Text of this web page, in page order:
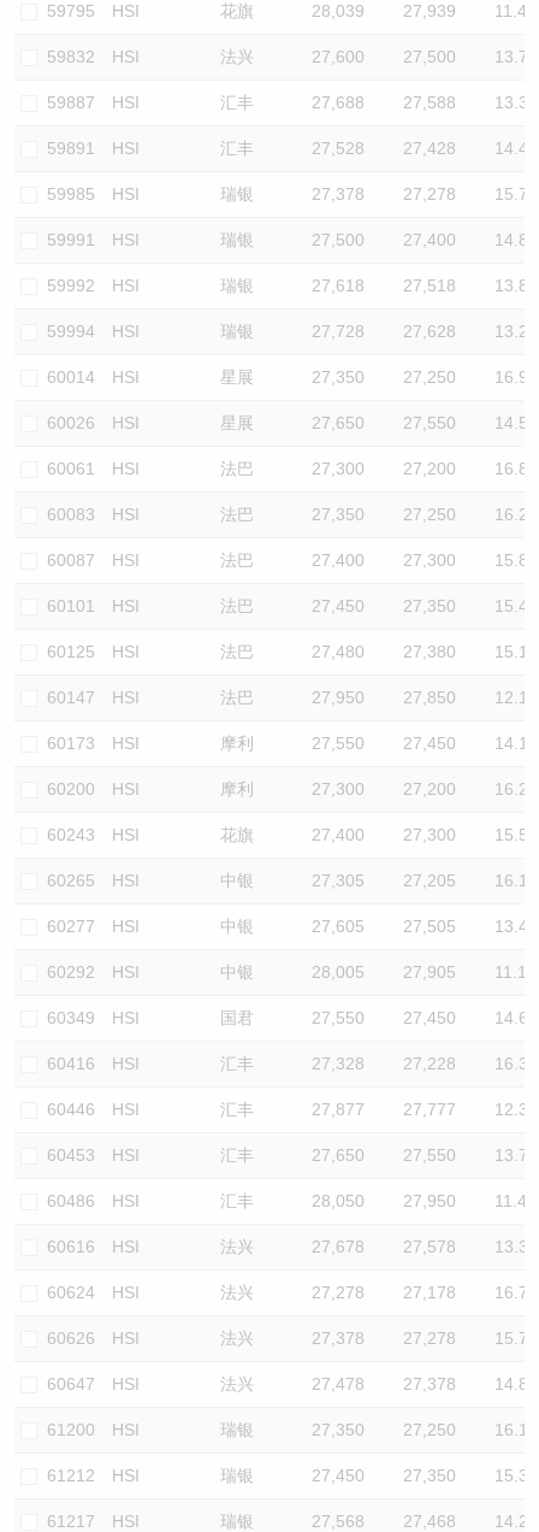
59795 HSI 花旗 28,039 27,939 11.4
59832 HSI 法兴 27,600 27,500 13.7
59887 HSI 汇丰 27,688 27,588 13.3
59891 HSI 汇丰 27,528 27,428 14.4
59985 HSI 瑞银 27,378 27,278 15.7
59991 HSI 瑞银 27,500 27,400 14.8
59992 HSI 瑞银 27,618 27,518 13.8
59994 HSI 瑞银 27,728 27,628 13.2
60014 HSI 星展 27,350 27,250 16.9
60026 HSI 星展 27,650 27,550 14.5
60061 HSI 法巴 27,300 27,200 16.8
60083 HSI 法巴 27,350 27,250 16.2
60087 HSI 法巴 27,400 27,300 15.8
60101 HSI 法巴 27,450 27,350 15.4
60125 HSI 法巴 27,480 27,380 15.1
60147 HSI 法巴 27,950 27,850 12.1
60173 HSI 摩利 27,550 27,450 14.1
60200 HSI 摩利 27,300 27,200 16.2
60243 HSI 花旗 27,400 27,300 15.5
60265 HSI 中银 27,305 27,205 16.1
60277 HSI 中银 27,605 27,505 13.4
60292 HSI 中银 28,005 27,905 11.1
60349 HSI 国君 27,550 27,450 14.6
60416 HSI 汇丰 27,328 27,228 16.3
60446 HSI 汇丰 27,877 27,777 12.3
60453 HSI 汇丰 27,650 27,550 13.7
60486 HSI 汇丰 28,050 27,950 11.4
60616 HSI 法兴 27,678 27,578 13.3
60624 HSI 法兴 27,278 27,178 16.7
60626 HSI 法兴 27,378 27,278 15.7
60647 HSI 法兴 27,478 27,378 14.8
61200 HSI 瑞银 27,350 27,250 16.1
61212 HSI 瑞银 27,450 27,350 15.3
61217 HSI 瑞银 27,568 27,468 14.2